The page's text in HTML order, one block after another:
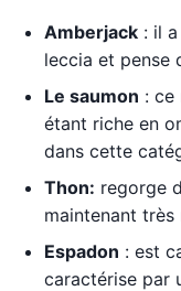
Amberjack : il
leccia et pense
Le saumon : ce
étant riche en
dans cette
Thon: regorge
maintenant
Espadon : est
caractérise par